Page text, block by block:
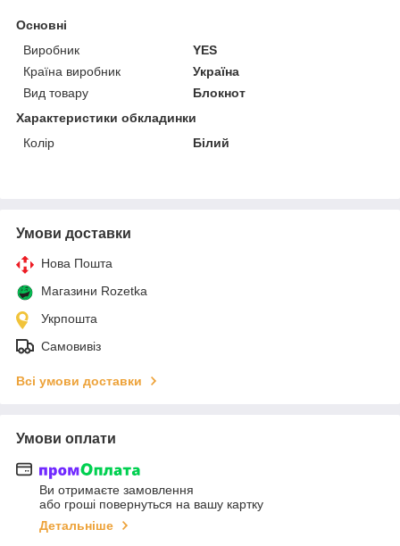
Основні
Виробник
YES
Країна виробник
Україна
Вид товару
Блокнот
Характеристики обкладинки
Колір
Білий
Умови доставки
Нова Пошта
Магазини Rozetka
Укрпошта
Самовивіз
Всі умови доставки
Умови оплати
Ви отримаєте замовлення
або гроші повернуться на вашу картку
Детальніше